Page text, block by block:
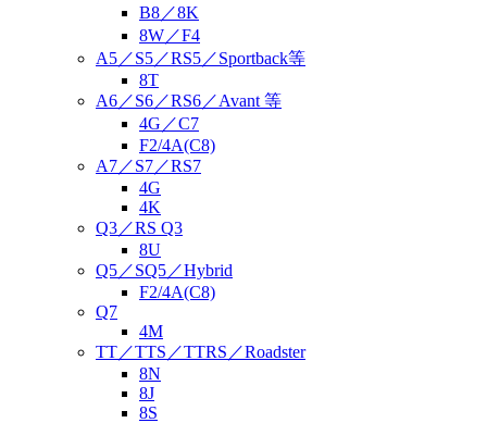
B8／8K
8W／F4
A5／S5／RS5／Sportback等
8T
A6／S6／RS6／Avant 等
4G／C7
F2/4A(C8)
A7／S7／RS7
4G
4K
Q3／RS Q3
8U
Q5／SQ5／Hybrid
F2/4A(C8)
Q7
4M
TT／TTS／TTRS／Roadster
8N
8J
8S